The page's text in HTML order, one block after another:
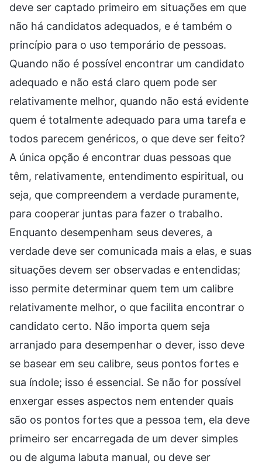
deve ser captado primeiro em situações em que
não há candidatos adequados, e é também o
princípio para o uso temporário de pessoas.
Quando não é possível encontrar um candidato
adequado e não está claro quem pode ser
relativamente melhor, quando não está evidente
quem é totalmente adequado para uma tarefa e
todos parecem genéricos, o que deve ser feito?
A única opção é encontrar duas pessoas que
têm, relativamente, entendimento espiritual, ou
seja, que compreendem a verdade puramente,
para cooperar juntas para fazer o trabalho.
Enquanto desempenham seus deveres, a
verdade deve ser comunicada mais a elas, e suas
situações devem ser observadas e entendidas;
isso permite determinar quem tem um calibre
relativamente melhor, o que facilita encontrar o
candidato certo. Não importa quem seja
arranjado para desempenhar o dever, isso deve
se basear em seu calibre, seus pontos fortes e
sua índole; isso é essencial. Se não for possível
enxergar esses aspectos nem entender quais
são os pontos fortes que a pessoa tem, ela deve
primeiro ser encarregada de um dever simples
ou de alguma labuta manual, ou deve ser